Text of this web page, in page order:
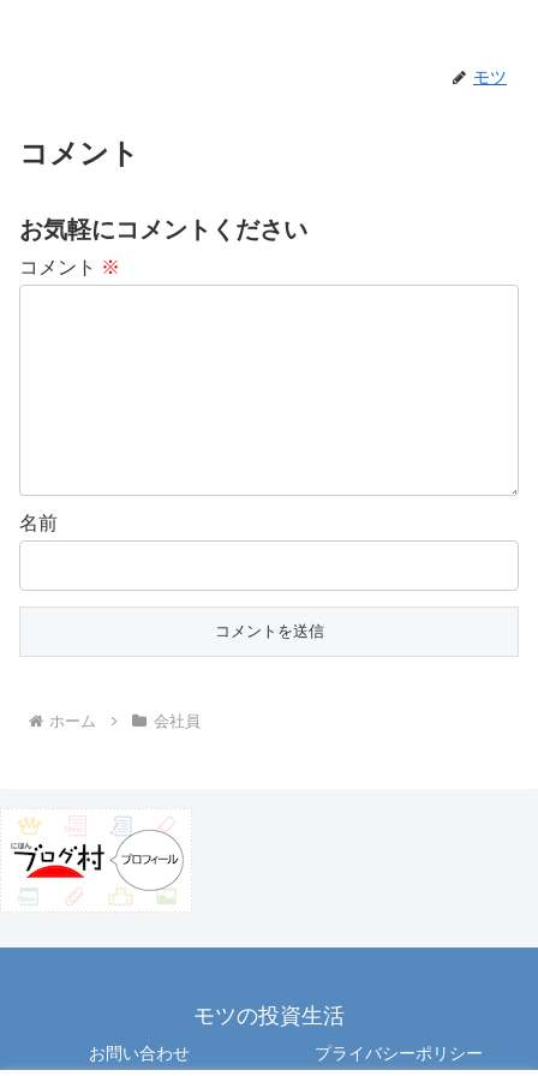
モツ
コメント
お気軽にコメントください
コメント ※
名前
ホーム 会社員
モツの投資生活
お問い合わせ プライバシーポリシー